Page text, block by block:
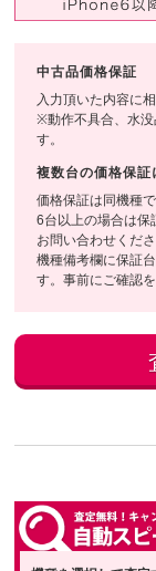
中古品価格保証
入力頂いた内容に
※動作不具合、水没
す。
複数台の価格保証
価格保証は同機種
6台以上の場合は保
お問い合わせくださ
機種備考欄に保証
す。事前にご確認